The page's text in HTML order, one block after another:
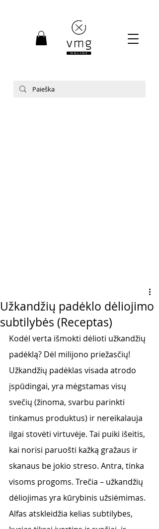
Užkandžių padėklo dėliojimo
subtilybės (Receptas)
Kodėl verta išmokti dėlioti užkandžių
padėklą? Dėl milijono priežasčių!
Užkandžių padėklas visada atrodo
įspūdingai, yra mėgstamas visų
svečių (žinoma, svarbu parinkti
tinkamus produktus) ir nereikalauja
ilgai stovėti virtuvėje. Tai puiki išeitis,
kai norisi paruošti kažką gražaus ir
skanaus be jokio streso. Antra, tinka
visoms progoms. Trečia – užkandžių
dėliojimas yra kūrybinis užsiėmimas.
Alfas atskleidžia kelias subtilybes,